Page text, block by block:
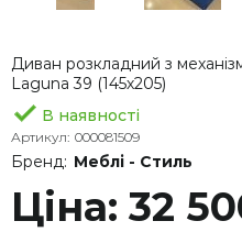
Диван розкладний з
Laguna 39 (145х205)
В наявності
Артикул: 000081509
Бренд: Меблі - Стиль
Ціна: 32